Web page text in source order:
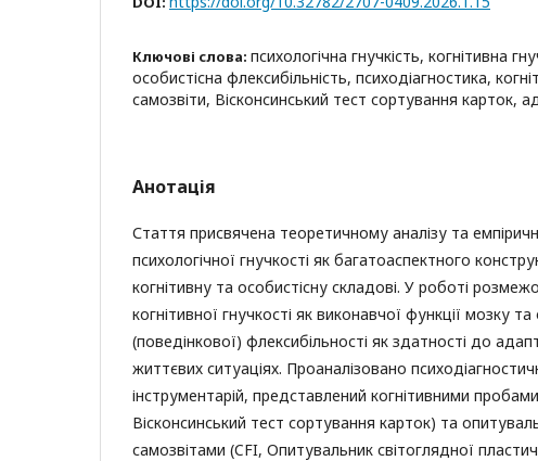
Ключові слова: психологічна гнучкість, когнітивна
особистісна флексибільність, психодіагностика,
самозвіти, Вісконсинський тест сортування карток,
Анотація
Стаття присвячена теоретичному аналізу та
психологічної гнучкості як багатоаспектного
когнітивну та особистісну складові. У роботі
когнітивної гнучкості як виконавчої функції мозку та
(поведінкової) флексибільності як здатності до
життєвих ситуаціях. Проаналізовано
інструментарій, представлений когнітивними
Вісконсинський тест сортування карток) та
самозвітами (CFI, Опитувальник світоглядної